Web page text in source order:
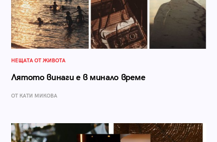
НЕЩАТА ОТ ЖИВОТА
Лятото винаги е в минало време
ОТ КАТИ МИКОВА